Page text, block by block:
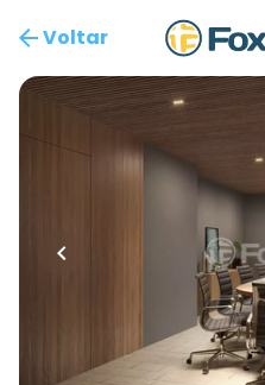
Voltar